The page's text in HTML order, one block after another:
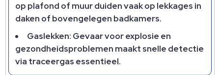
op plafond of muur duiden vaak op lekkages in
daken of bovengelegen badkamers.​
Gaslekken: Gevaar voor explosie en
gezondheidsproblemen maakt snelle detectie
via traceergas essentieel.​